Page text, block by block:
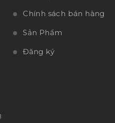
Chính sách bán hàng
Sản Phẩm
Đăng ký